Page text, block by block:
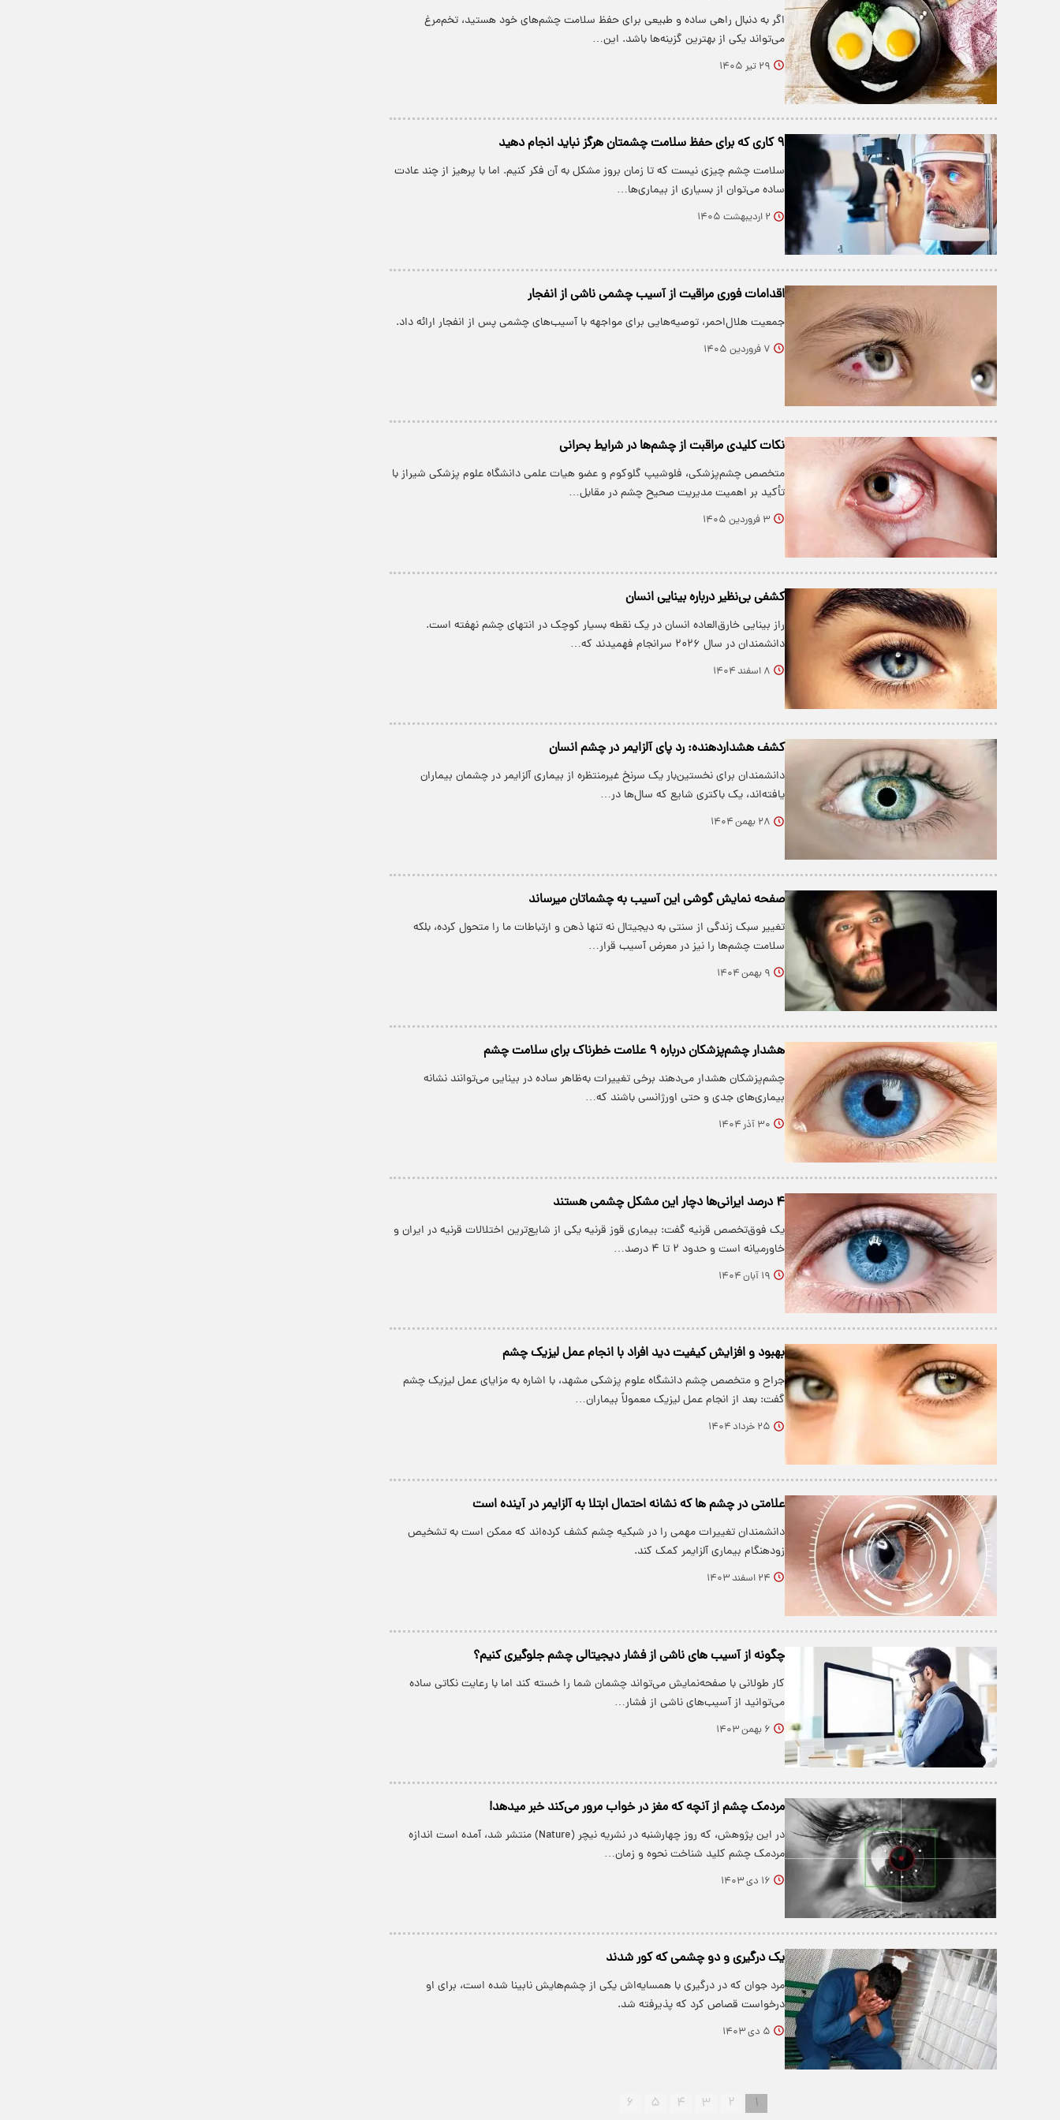
اگر به دنبال راهی ساده و طبیعی برای حفظ سلامت چشم‌های خود هستید، تخم‌مرغ
می‌تواند یکی از بهترین گزینه‌ها باشد. این…
۲۹ تیر ۱۴۰۵
۹ کاری که برای حفظ سلامت چشمتان هرگز نباید انجام دهید
سلامت چشم چیزی نیست که تا زمان بروز مشکل به آن فکر کنیم. اما با پرهیز از چند عادت
ساده می‌توان از بسیاری از بیماری‌ها…
۲ اردیبهشت ۱۴۰۵
اقدامات فوری مراقیت از آسیب چشمی ناشی از انفجار
جمعیت هلال‌احمر، توصیه‌هایی برای مواجهه با آسیب‌های چشمی پس از انفجار ارائه داد.
۷ فروردین ۱۴۰۵
نکات کلیدی مراقبت از چشم‌ها در شرایط بحرانی
متخصص چشم‌پزشکی، فلوشیپ گلوکوم و عضو هیات علمی دانشگاه علوم پزشکی شیراز با
تأکید بر اهمیت مدیریت صحیح چشم در مقابل…
۳ فروردین ۱۴۰۵
کشفی بی‌نظیر درباره بینایی انسان
راز بینایی خارق‌العاده انسان در یک نقطه بسیار کوچک در انتهای چشم نهفته است.
دانشمندان در سال ۲۰۲۶ سرانجام فهمیدند که…
۸ اسفند ۱۴۰۴
کشف هشداردهنده: رد پای آلزایمر در چشم انسان
دانشمندان برای نخستین‌بار یک سرنخ غیرمنتظره از بیماری آلزایمر در چشمان بیماران
یافته‌اند، یک باکتری شایع که سال‌ها در…
۲۸ بهمن ۱۴۰۴
صفحه نمایش گوشی این آسیب به چشماتان میرساند
تغییر سبک زندگی از سنتی به دیجیتال نه تنها ذهن و ارتباطات ما را متحول کرده، بلکه
سلامت چشم‌ها را نیز در معرض آسیب قرار…
۹ بهمن ۱۴۰۴
هشدار چشم‌پزشکان درباره ۹ علامت خطرناک برای سلامت چشم
چشم‌پزشکان هشدار می‌دهند برخی تغییرات به‌ظاهر ساده در بینایی می‌توانند نشانه
بیماری‌های جدی و حتی اورژانسی باشند که…
۳۰ آذر ۱۴۰۴
۴ درصد ایرانی‌ها دچار این مشکل چشمی هستند
یک فوق‌تخصص قرنیه گفت: بیماری قوز قرنیه یکی از شایع‌ترین اختلالات قرنیه در ایران و
خاورمیانه است و حدود ۲ تا ۴ درصد…
۱۹ آبان ۱۴۰۴
بهبود و افزایش کیفیت دید افراد با انجام عمل لیزیک چشم
جراح و متخصص چشم دانشگاه علوم پزشکی مشهد، با اشاره به مزایای عمل لیزیک چشم
گفت: بعد از انجام عمل لیزیک معمولاً بیماران…
۲۵ خرداد ۱۴۰۴
علامتی در چشم ها که نشانه احتمال ابتلا به آلزایمر در آینده است
دانشمندان تغییرات مهمی را در شبکیه چشم کشف کرده‌اند که ممکن است به تشخیص
زودهنگام بیماری آلزایمر کمک کند.
۲۴ اسفند ۱۴۰۳
چگونه از آسیب های ناشی از فشار دیجیتالی چشم جلوگیری کنیم؟
کار طولانی با صفحه‌نمایش می‌تواند چشمان شما را خسته کند اما با رعایت نکاتی ساده
می‌توانید از آسیب‌های ناشی از فشار…
۶ بهمن ۱۴۰۳
مردمک چشم از آنچه که مغز در خواب مرور می‌کند خبر میدهد!
در این پژوهش، که روز چهارشنبه در نشریه نیچر (Nature) منتشر شد، آمده است اندازه
مردمک چشم کلید شناخت نحوه و زمان…
۱۶ دی ۱۴۰۳
یک درگیری و دو چشمی که کور شدند
مرد جوان که در درگیری با همسایه‌اش یکی از چشم‌هایش نابینا شده است، برای او
درخواست قصاص کرد که پذیرفته شد.
۵ دی ۱۴۰۳
۱ ۲ ۳ ۴ ۵ ۶